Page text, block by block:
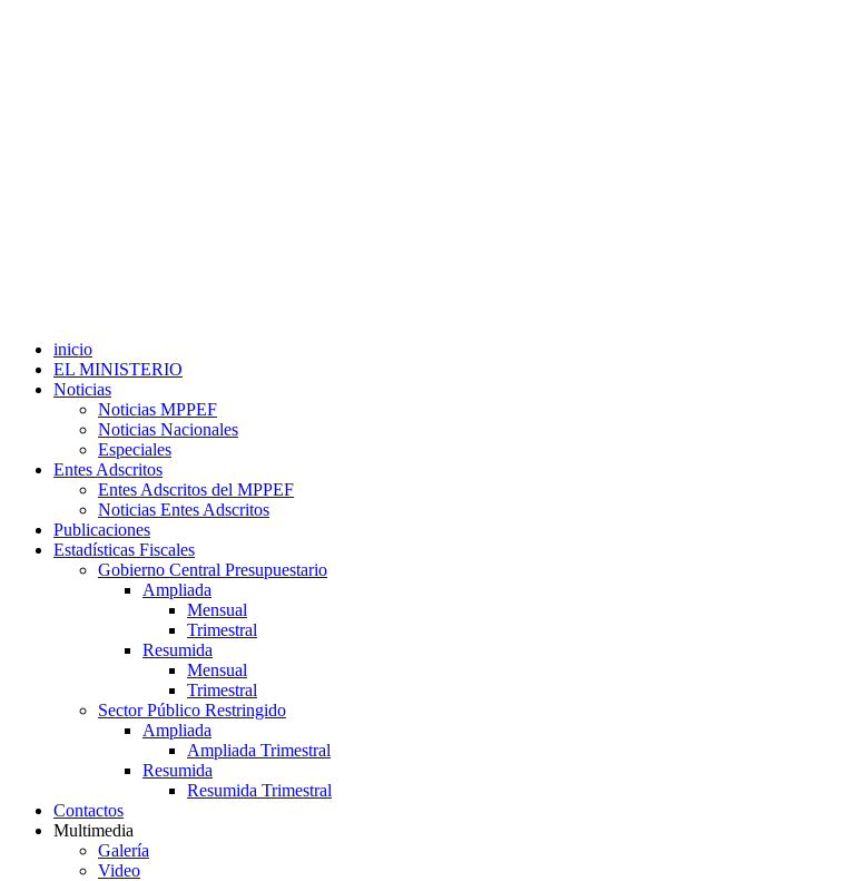
inicio
EL MINISTERIO
Noticias
Noticias MPPEF
Noticias Nacionales
Especiales
Entes Adscritos
Entes Adscritos del MPPEF
Noticias Entes Adscritos
Publicaciones
Estadísticas Fiscales
Gobierno Central Presupuestario
Ampliada
Mensual
Trimestral
Resumida
Mensual
Trimestral
Sector Público Restringido
Ampliada
Ampliada Trimestral
Resumida
Resumida Trimestral
Contactos
Multimedia
Galería
Video